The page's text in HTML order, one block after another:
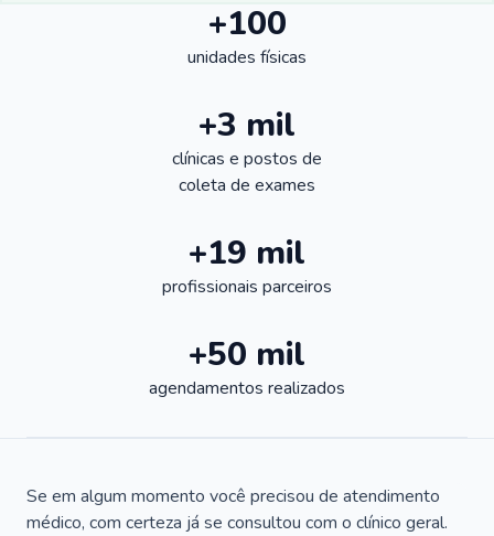
+100
unidades físicas
+3 mil
clínicas e postos de
coleta de exames
+19 mil
profissionais parceiros
+50 mil
agendamentos realizados
Se em algum momento você precisou de atendimento
médico, com certeza já se consultou com o clínico geral.